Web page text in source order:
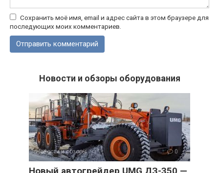
Сохранить моё имя, email и адрес сайта в этом браузере для
последующих моих комментариев.
Новости и обзоры оборудования
Новости и обзоры 0